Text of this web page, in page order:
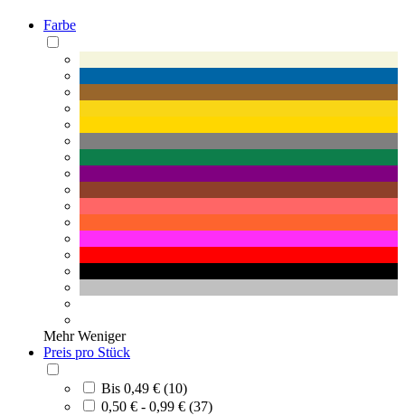
Farbe
Mehr Weniger
Preis pro Stück
Bis 0,49 € (10)
0,50 € - 0,99 € (37)